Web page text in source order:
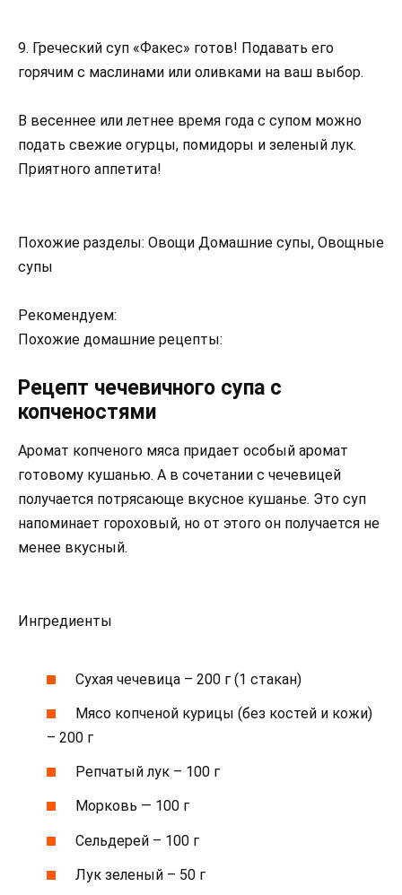
9. Греческий суп «Факес» готов! Подавать его
горячим с маслинами или оливками на ваш выбор.
В весеннее или летнее время года с супом можно
подать свежие огурцы, помидоры и зеленый лук.
Приятного аппетита!
Похожие разделы: Овощи Домашние супы, Овощные
супы
Рекомендуем:
Похожие домашние рецепты:
Рецепт чечевичного супа с
копченостями
Аромат копченого мяса придает особый аромат
готовому кушанью. А в сочетании с чечевицей
получается потрясающе вкусное кушанье. Это суп
напоминает гороховый, но от этого он получается не
менее вкусный.
Ингредиенты
Сухая чечевица – 200 г (1 стакан)
Мясо копченой курицы (без костей и кожи)
– 200 г
Репчатый лук – 100 г
Морковь — 100 г
Сельдерей – 100 г
Лук зеленый – 50 г